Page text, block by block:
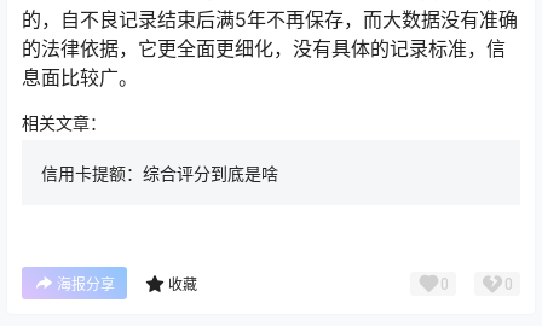
的，自不良记录结束后满5年不再保存，而大数据没有准确
的法律依据，它更全面更细化，没有具体的记录标准，信
息面比较广。
相关文章：
信用卡提额：综合评分到底是啥
海报分享 收藏 0 0